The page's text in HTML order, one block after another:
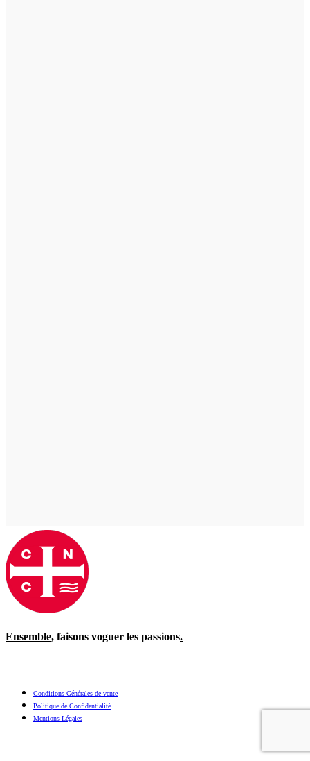
Ensemble, faisons voguer les passions.
Conditions Générales de vente
Politique de Confidentialité
Mentions Légales